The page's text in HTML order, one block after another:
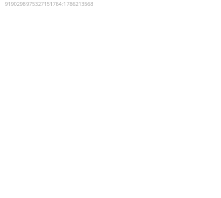
9190298975327151764:1786213568